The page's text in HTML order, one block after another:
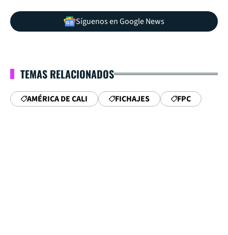
Síguenos en Google News
TEMAS RELACIONADOS
AMÉRICA DE CALI FICHAJES FPC